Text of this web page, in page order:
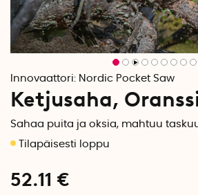
Innovaattori: Nordic Pocket Saw
Ketjusaha,
Sahaa puita ja oksia, mahtuu
52.11 €